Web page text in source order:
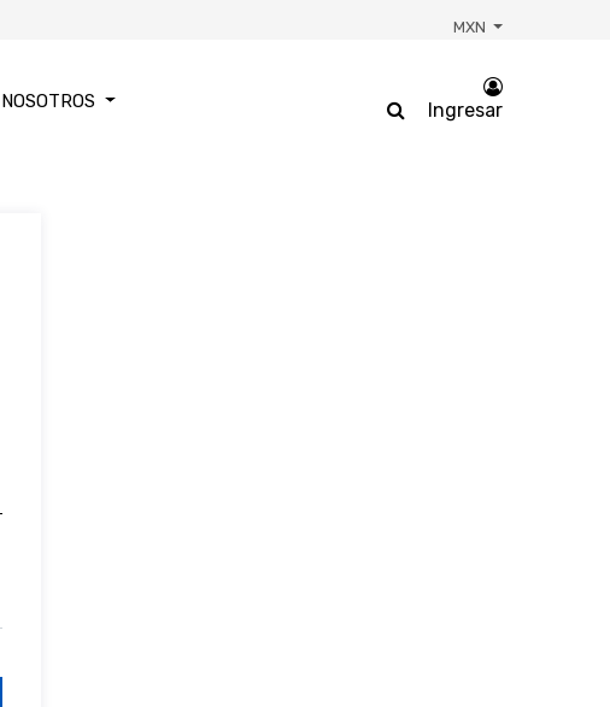
MXN
NOSOTROS Ingresar